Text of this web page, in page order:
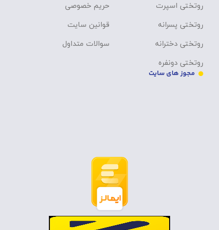
روتختی اسپرت
روتختی پسرانه
روتختی دخترانه
روتختی دونفره
حریم خصوصی
قوانین سایت
سوالات متداول
مجوز های سایت